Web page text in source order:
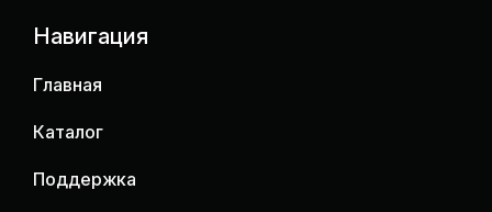
Навигация
Главная
Каталог
Поддержка